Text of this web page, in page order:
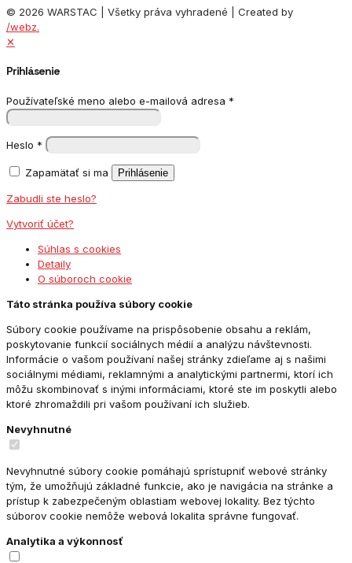
© 2026 WARSTAC | Všetky práva vyhradené | Created by
/webz.
✕
Prihlásenie
Používateľské meno alebo e-mailová adresa *
Heslo *
Zapamätať si ma Prihlásenie
Zabudli ste heslo?
Vytvoriť účet?
Súhlas s cookies
Detaily
O súboroch cookie
Táto stránka používa súbory cookie
Súbory cookie používame na prispôsobenie obsahu a reklám,
poskytovanie funkcií sociálnych médií a analýzu návštevnosti.
Informácie o vašom používaní našej stránky zdieľame aj s našimi
sociálnymi médiami, reklamnými a analytickými partnermi, ktorí ich
môžu skombinovať s inými informáciami, ktoré ste im poskytli alebo
ktoré zhromaždili pri vašom používaní ich služieb.
Nevyhnutné
Nevyhnutné súbory cookie pomáhajú sprístupniť webové stránky
tým, že umožňujú základné funkcie, ako je navigácia na stránke a
prístup k zabezpečeným oblastiam webovej lokality. Bez týchto
súborov cookie nemôže webová lokalita správne fungovať.
Analytika a výkonnosť